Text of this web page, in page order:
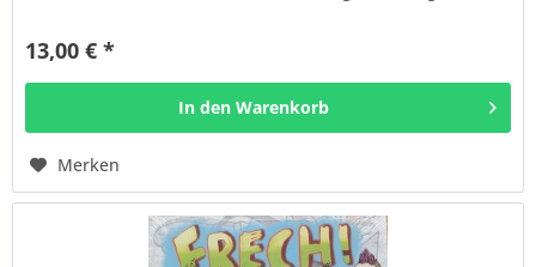
13,00 € *
In den Warenkorb
Merken